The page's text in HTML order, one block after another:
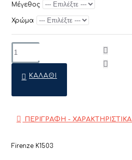
Μέγεθος
Χρώμα
ΚΑΛΆΘΙ
ΠΕΡΙΓΡΑΦΗ - ΧΑΡΑΚΤΗΡΙΣΤΙΚΑ
Firenze K1503